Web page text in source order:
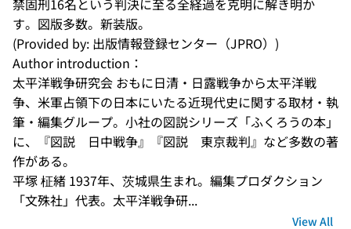
禁固刑16名という判決に至る全経過を克明に解き明か
す。図版多数。新装版。
(Provided by: 出版情報登録センター（JPRO）)
Author introduction：
太平洋戦争研究会 おもに日清・日露戦争から太平洋戦
争、米軍占領下の日本にいたる近現代史に関する取材・執
筆・編集グループ。小社の図説シリーズ「ふくろうの本」
に、『図説　日中戦争』『図説　東京裁判』など多数の著
作がある。
平塚 柾緒 1937年、茨城県生まれ。編集プロダクション
「文殊社」代表。太平洋戦争研...
View All